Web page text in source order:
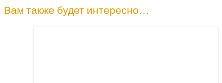
Вам также будет интересно…